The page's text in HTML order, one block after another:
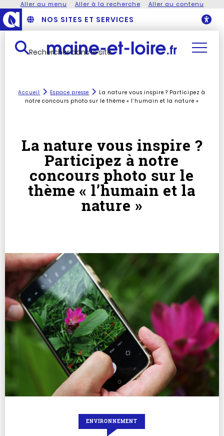
Aller au menu Aller à la recherche Aller au contenu
NOS SITES ET SERVICES
Rechercher dans le site
Accueil Espace presse
La nature vous inspire ? Participez à
notre concours photo sur le thème « l’humain et la nature »
La nature vous inspire ?
Participez à notre
concours photo sur le
thème « l’humain et la
nature »
ENVIRONNEMENT